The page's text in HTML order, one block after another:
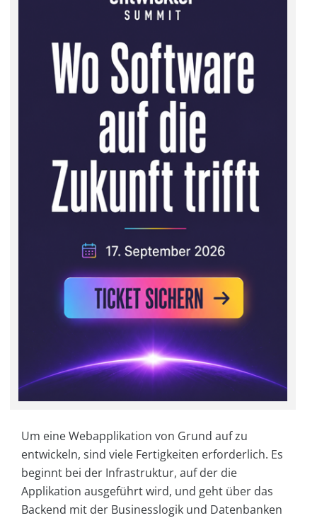
Um eine Webapplikation von Grund auf zu
entwickeln, sind viele Fertigkeiten erforderlich. Es
beginnt bei der Infrastruktur, auf der die
Applikation ausgeführt wird, und geht über das
Backend mit der Businesslogik und Datenbanken